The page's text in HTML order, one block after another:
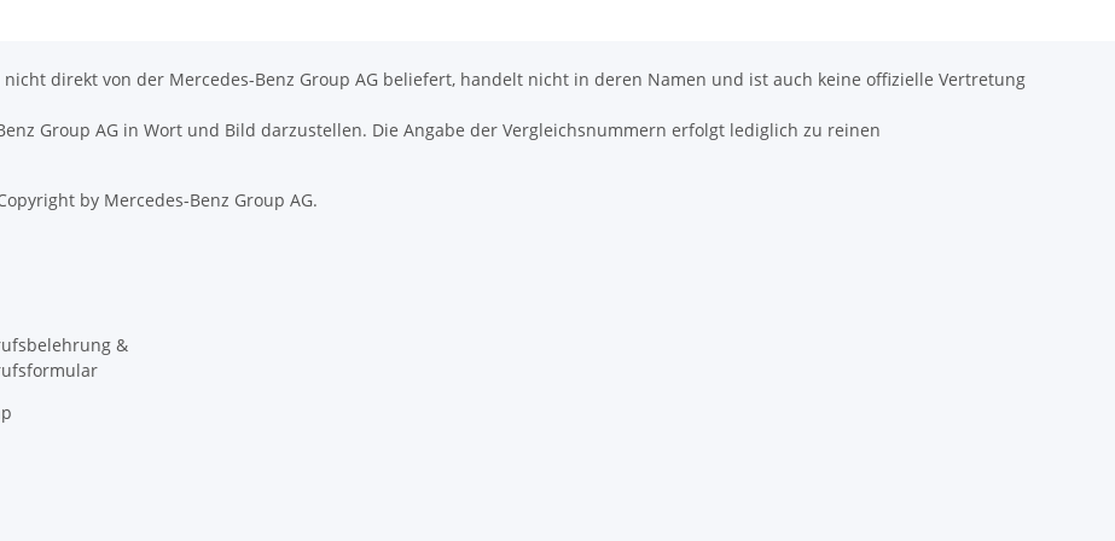
nicht direkt von der Mercedes-Benz Group AG beliefert, handelt nicht in deren Namen und ist auch keine offizielle Vertretung
Group AG in Wort und Bild darzustellen. Die Angabe der Vergleichsnummern erfolgt lediglich zu reinen
by Mercedes-Benz Group AG.
&